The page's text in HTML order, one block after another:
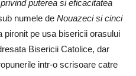
puterea si eficacitatea
numele de Nouazeci si cinci
pironit pe usa bisericii orasului
Bisericii Catolice, dar
intr-o scrisoare catre